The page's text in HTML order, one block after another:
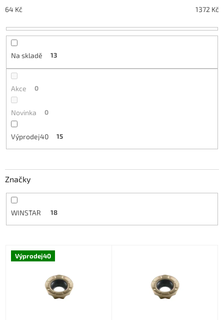
o
u
ů
64 Kč 1372 Kč
Na skladě 13
Akce 0
Novinka 0
Výprodej40 15
Značky
WINSTAR 18
Výprodej40